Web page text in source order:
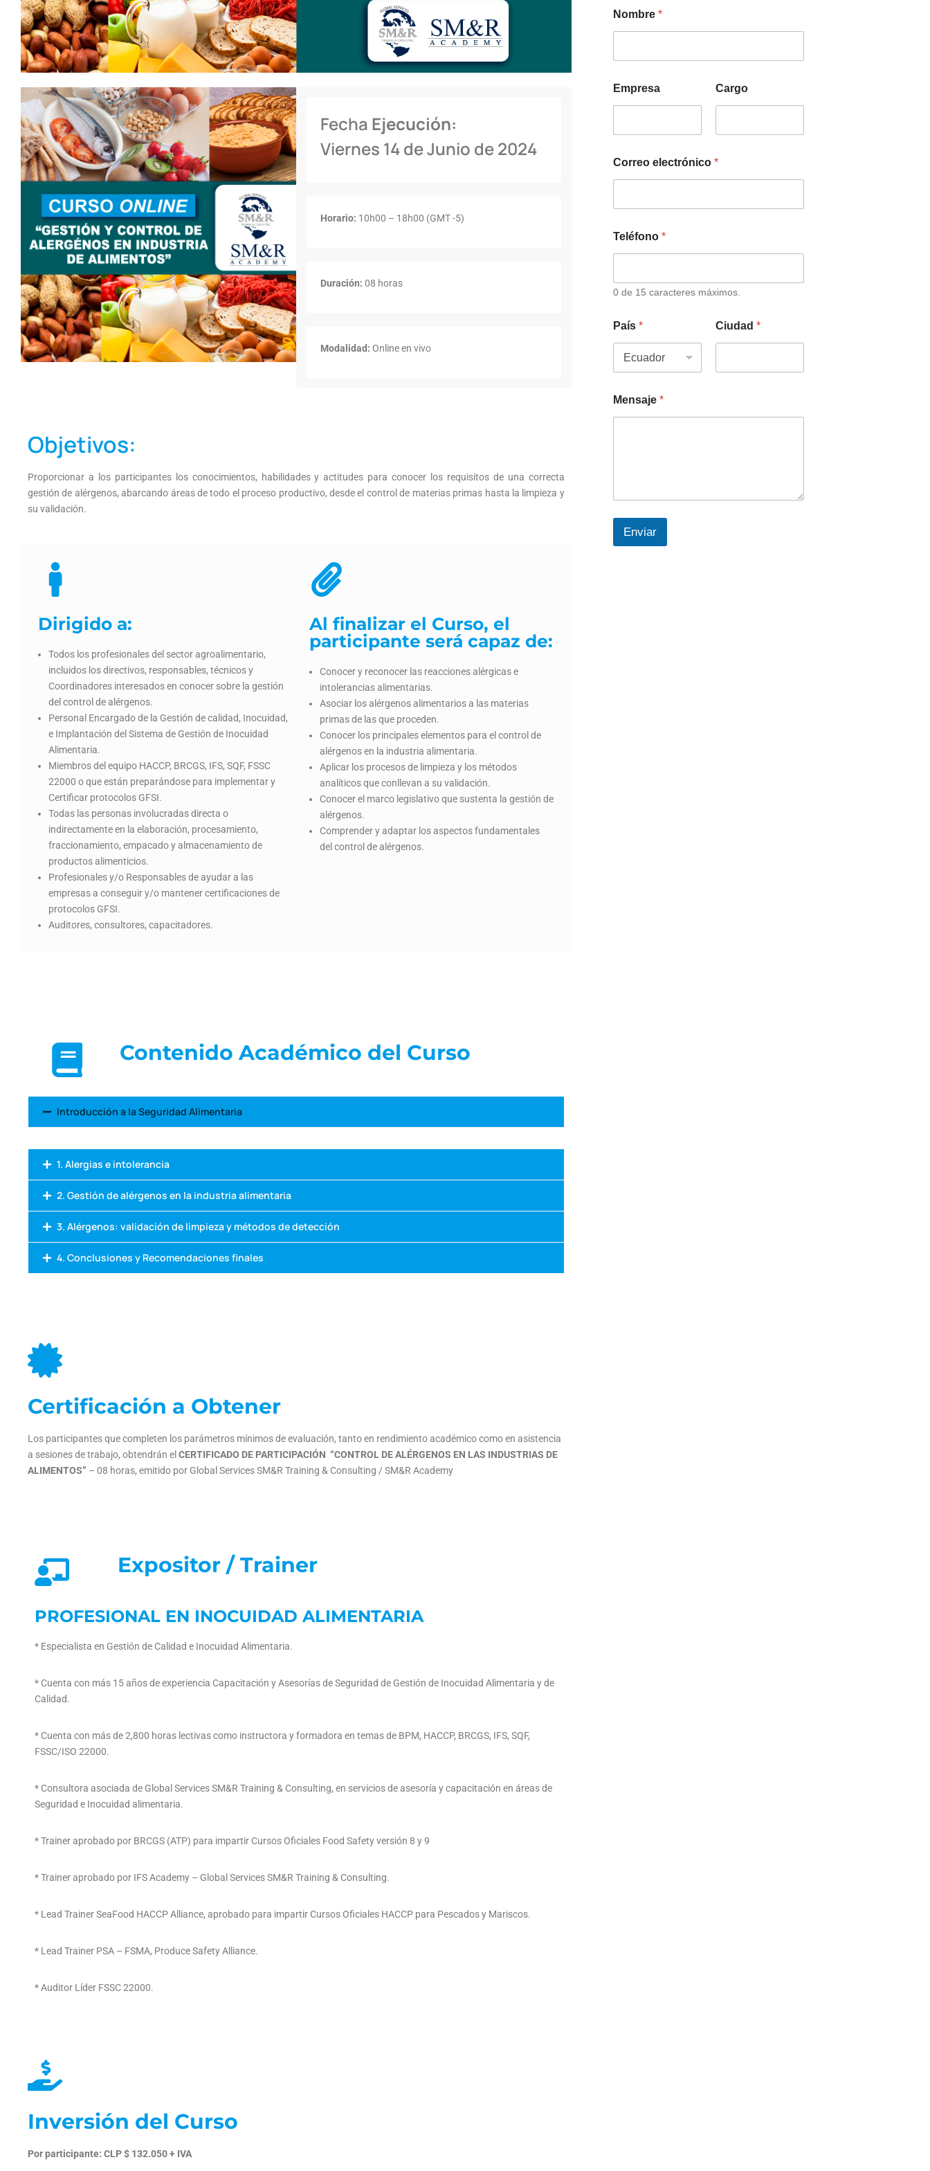
Fecha Ejecución:
Viernes 14 de Junio de 2024
Horario: 10h00 – 18h00 (GMT -5)
Duración: 08 horas
Modalidad: Online en vivo
Objetivos:
Proporcionar a los participantes los conocimientos, habilidades y actitudes para conocer los requisitos de una correcta
gestión de alérgenos, abarcando áreas de todo el proceso productivo, desde el control de materias primas hasta la limpieza y
su validación.
Dirigido a:
Todos los profesionales del sector agroalimentario,
incluidos los directivos, responsables, técnicos y
Coordinadores interesados en conocer sobre la gestión
del control de alérgenos.
Personal Encargado de la Gestión de calidad, Inocuidad,
e Implantación del Sistema de Gestión de Inocuidad
Alimentaria.
Miembros del equipo HACCP, BRCGS, IFS, SQF, FSSC
22000 o que están preparándose para implementar y
Certificar protocolos GFSI.
Todas las personas involucradas directa o
indirectamente en la elaboración, procesamiento,
fraccionamiento, empacado y almacenamiento de
productos alimenticios.
Profesionales y/o Responsables de ayudar a las
empresas a conseguir y/o mantener certificaciones de
protocolos GFSI.
Auditores, consultores, capacitadores.
Al finalizar el Curso, el
participante será capaz de:
Conocer y reconocer las reacciones alérgicas e
intolerancias alimentarias.
Asociar los alérgenos alimentarios a las materias
primas de las que proceden.
Conocer los principales elementos para el control de
alérgenos en la industria alimentaria.
Aplicar los procesos de limpieza y los métodos
analíticos que conllevan a su validación.
Conocer el marco legislativo que sustenta la gestión de
alérgenos.
Comprender y adaptar los aspectos fundamentales
del control de alérgenos.
Contenido Académico del Curso
Introducción a la Seguridad Alimentaria
1. Alergias e intolerancia
2. Gestión de alérgenos en la industria alimentaria
3. Alérgenos: validación de limpieza y métodos de detección
4. Conclusiones y Recomendaciones finales
Certificación a Obtener
Los participantes que completen los parámetros mínimos de evaluación, tanto en rendimiento académico como en asistencia
a sesiones de trabajo, obtendrán elCERTIFICADO DE PARTICIPACIÓN “CONTROL DE ALÉRGENOS EN LAS INDUSTRIAS DE
ALIMENTOS” – 08 horas, emitido por Global Services SM&R Training & Consulting / SM&R Academy
Expositor / Trainer
PROFESIONAL EN INOCUIDAD ALIMENTARIA
* Especialista en Gestión de Calidad e Inocuidad Alimentaria.
* Cuenta con más 15 años de experiencia Capacitación y Asesorías de Seguridad de Gestión de Inocuidad Alimentaria y de
Calidad.
* Cuenta con más de 2,800 horas lectivas como instructora y formadora en temas de BPM, HACCP, BRCGS, IFS, SQF,
FSSC/ISO 22000.
* Consultora asociada de Global Services SM&R Training & Consulting, en servicios de asesoría y capacitación en áreas de
Seguridad e Inocuidad alimentaria.
* Trainer aprobado por BRCGS (ATP) para impartir Cursos Oficiales Food Safety versión 8 y 9
* Trainer aprobado por IFS Academy – Global Services SM&R Training & Consulting.
* Lead Trainer SeaFood HACCP Alliance, aprobado para impartir Cursos Oficiales HACCP para Pescados y Mariscos.
* Lead Trainer PSA – FSMA, Produce Safety Alliance.
* Auditor Líder FSSC 22000.
Inversión del Curso
Por participante: CLP $ 132.050 + IVA
Nombre *
Empresa Cargo
Correo electrónico *
Teléfono *
0 de 15 caracteres máximos.
País * Ciudad *
Mensaje *
Enviar